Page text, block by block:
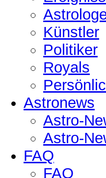
Künstler
Politiker
Royals
Astronews
Astro-
Astro-
FAQ
FAQ